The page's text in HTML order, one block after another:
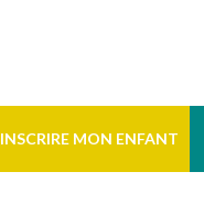
INSCRIRE MON ENFANT